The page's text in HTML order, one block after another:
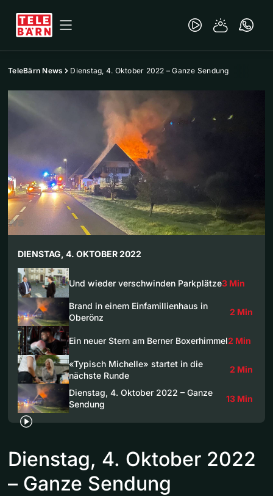
TeleBärn News Dienstag, 4. Oktober 2022 – Ganze Sendung
DIENSTAG, 4. OKTOBER 2022
Und wieder verschwinden Parkplätze3 Min
Brand in einem Einfamillienhaus in
Oberönz
2 Min
Ein neuer Stern am Berner Boxerhimmel2 Min
«Typisch Michelle» startet in die
nächste Runde
2 Min
Dienstag, 4. Oktober 2022 – Ganze
Sendung
13 Min
Dienstag, 4. Oktober 2022
– Ganze Sendung